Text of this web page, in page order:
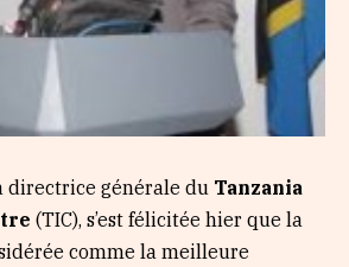
directrice générale du Tanzania
(TIC), s’est félicitée hier que la
comme la meilleure